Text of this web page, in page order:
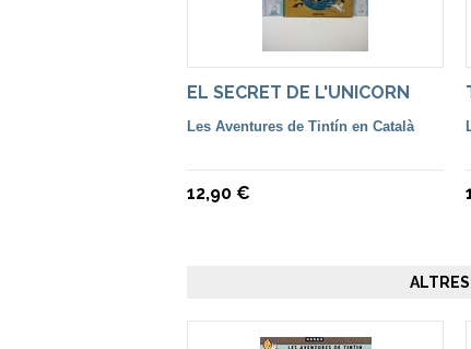
EL SECRET DE L'UNICORN
Les Aventures de Tintín en Català
12,90 €